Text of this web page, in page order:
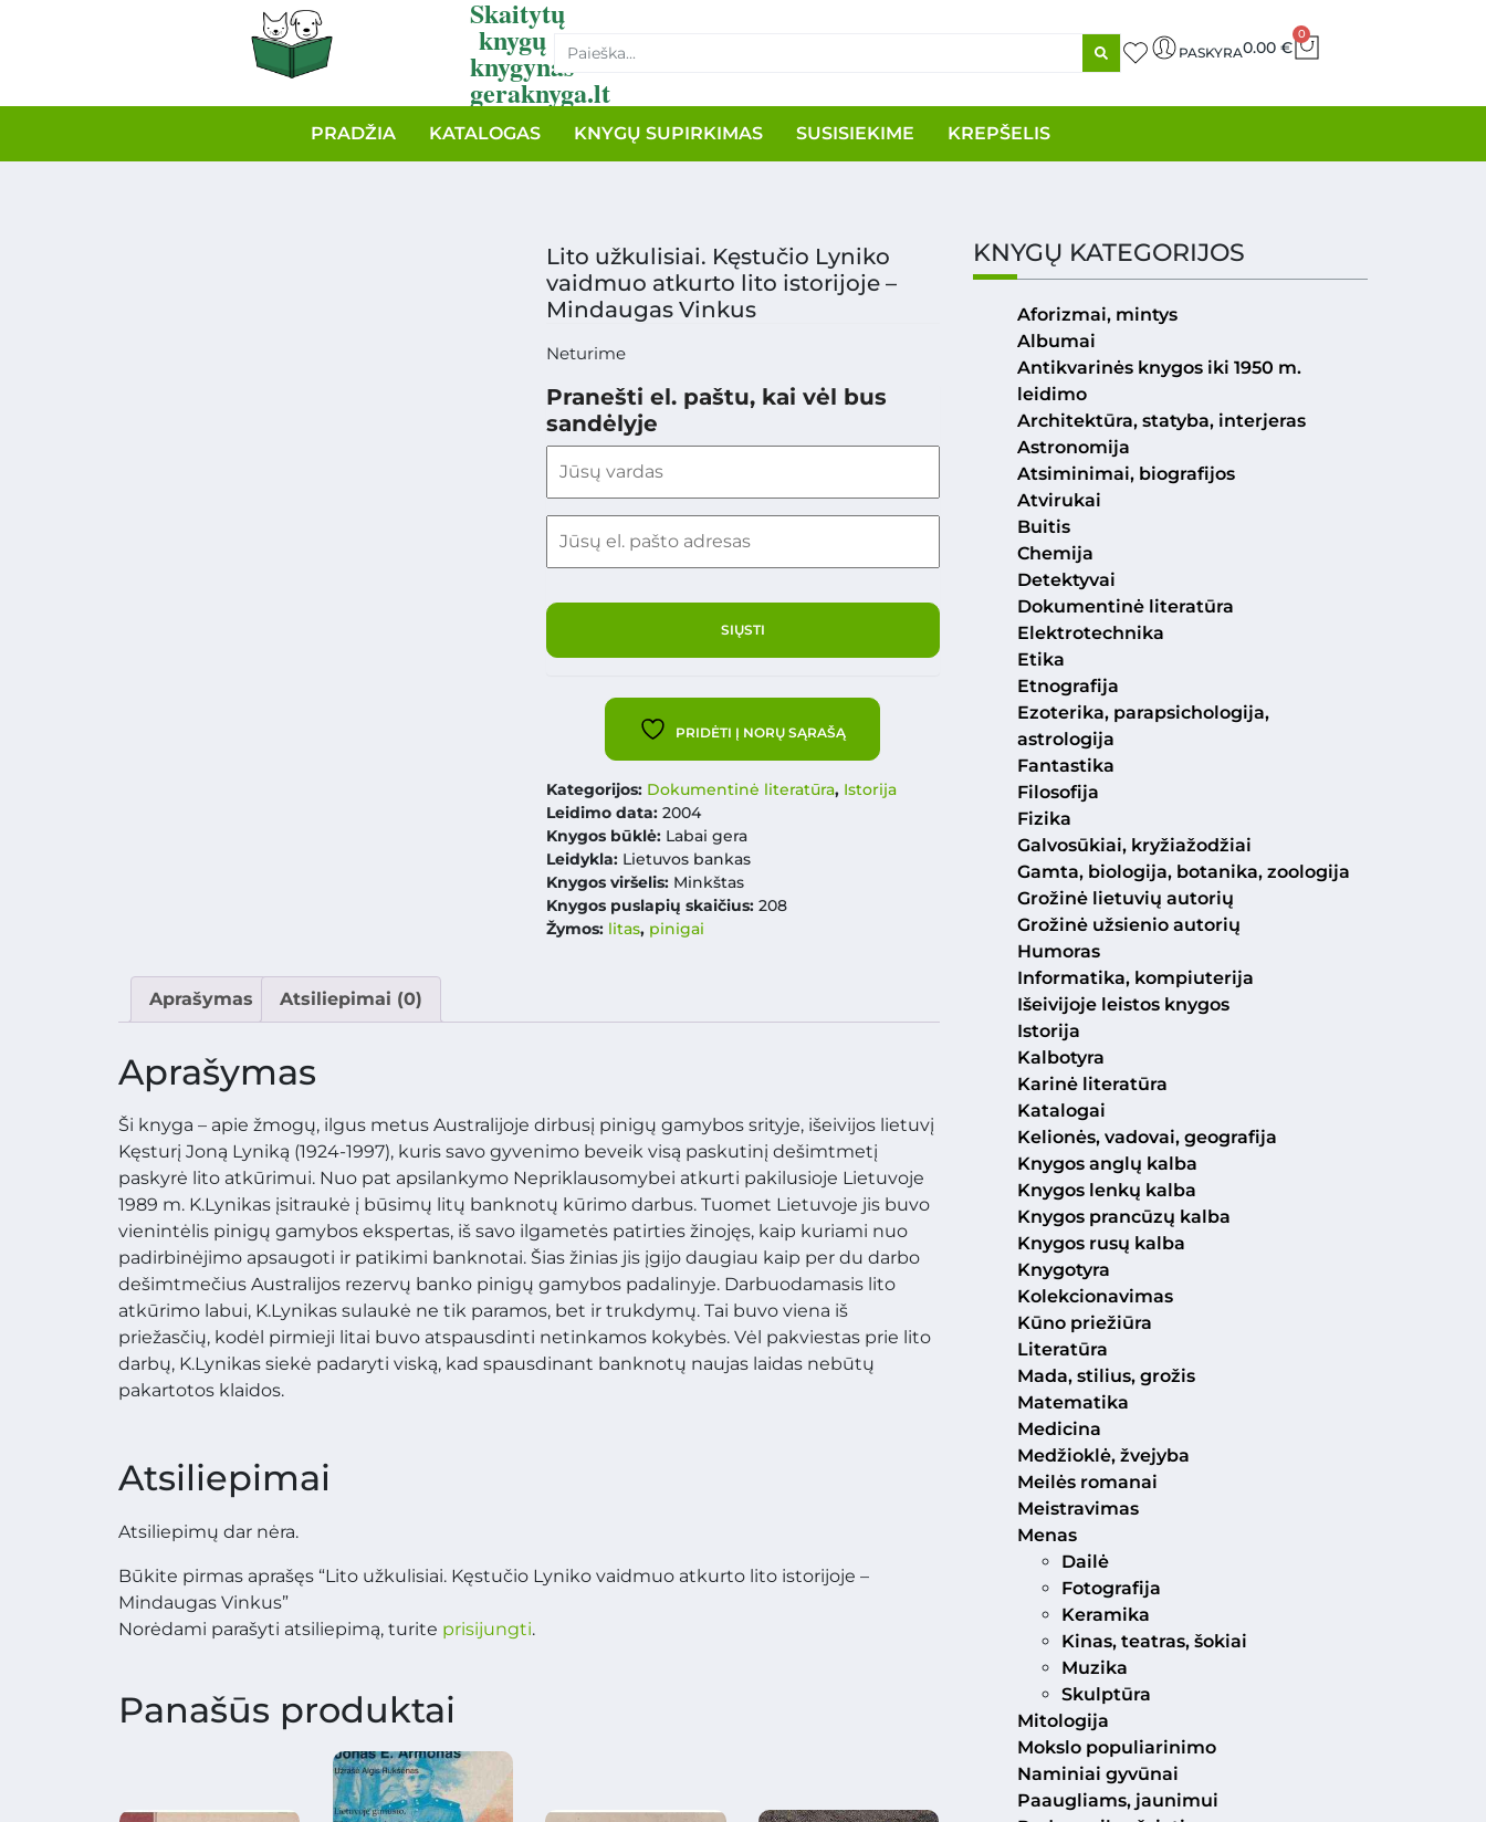
Skaitytų
knygų
knygynas
geraknyga.lt
PASKYRA0.00 €
0
PRADŽIA KATALOGAS KNYGŲ SUPIRKIMAS SUSISIEKIME KREPŠELIS
Lito užkulisiai. Kęstučio Lyniko
vaidmuo atkurto lito istorijoje –
Mindaugas Vinkus
Neturime
Pranešti el. paštu, kai vėl bus
sandėlyje
PRIDĖTI Į NORŲ SĄRAŠĄ
Kategorijos: Dokumentinė literatūra, Istorija
Leidimo data:2004
Knygos būklė: Labai gera
Leidykla:Lietuvos bankas
Knygos viršelis: Minkštas
Knygos puslapių skaičius: 208
Žymos: litas, pinigai
Aprašymas Atsiliepimai (0)
Aprašymas
Ši knyga – apie žmogų, ilgus metus Australijoje dirbusį pinigų gamybos srityje, išeivijos lietuvį
Kęsturį Joną Lyniką (1924-1997), kuris savo gyvenimo beveik visą paskutinį dešimtmetį
paskyrė lito atkūrimui. Nuo pat apsilankymo Nepriklausomybei atkurti pakilusioje Lietuvoje
1989 m. K.Lynikas įsitraukė į būsimų litų banknotų kūrimo darbus. Tuomet Lietuvoje jis buvo
vienintėlis pinigų gamybos ekspertas, iš savo ilgametės patirties žinojęs, kaip kuriami nuo
padirbinėjimo apsaugoti ir patikimi banknotai. Šias žinias jis įgijo daugiau kaip per du darbo
dešimtmečius Australijos rezervų banko pinigų gamybos padalinyje. Darbuodamasis lito
atkūrimo labui, K.Lynikas sulaukė ne tik paramos, bet ir trukdymų. Tai buvo viena iš
priežasčių, kodėl pirmieji litai buvo atspausdinti netinkamos kokybės. Vėl pakviestas prie lito
darbų, K.Lynikas siekė padaryti viską, kad spausdinant banknotų naujas laidas nebūtų
pakartotos klaidos.
Atsiliepimai
Atsiliepimų dar nėra.
Būkite pirmas aprašęs “Lito užkulisiai. Kęstučio Lyniko vaidmuo atkurto lito istorijoje –
Mindaugas Vinkus”
Norėdami parašyti atsiliepimą, turite prisijungti.
Panašūs produktai
KNYGŲ KATEGORIJOS
Aforizmai, mintys
Albumai
Antikvarinės knygos iki 1950 m.
leidimo
Architektūra, statyba, interjeras
Astronomija
Atsiminimai, biografijos
Atvirukai
Buitis
Chemija
Detektyvai
Dokumentinė literatūra
Elektrotechnika
Etika
Etnografija
Ezoterika, parapsichologija,
astrologija
Fantastika
Filosofija
Fizika
Galvosūkiai, kryžiažodžiai
Gamta, biologija, botanika, zoologija
Grožinė lietuvių autorių
Grožinė užsienio autorių
Humoras
Informatika, kompiuterija
Išeivijoje leistos knygos
Istorija
Kalbotyra
Karinė literatūra
Katalogai
Kelionės, vadovai, geografija
Knygos anglų kalba
Knygos lenkų kalba
Knygos prancūzų kalba
Knygos rusų kalba
Knygotyra
Kolekcionavimas
Kūno priežiūra
Literatūra
Mada, stilius, grožis
Matematika
Medicina
Medžioklė, žvejyba
Meilės romanai
Meistravimas
Menas
Dailė
Fotografija
Keramika
Kinas, teatras, šokiai
Muzika
Skulptūra
Mitologija
Mokslo populiarinimo
Naminiai gyvūnai
Paaugliams, jaunimui